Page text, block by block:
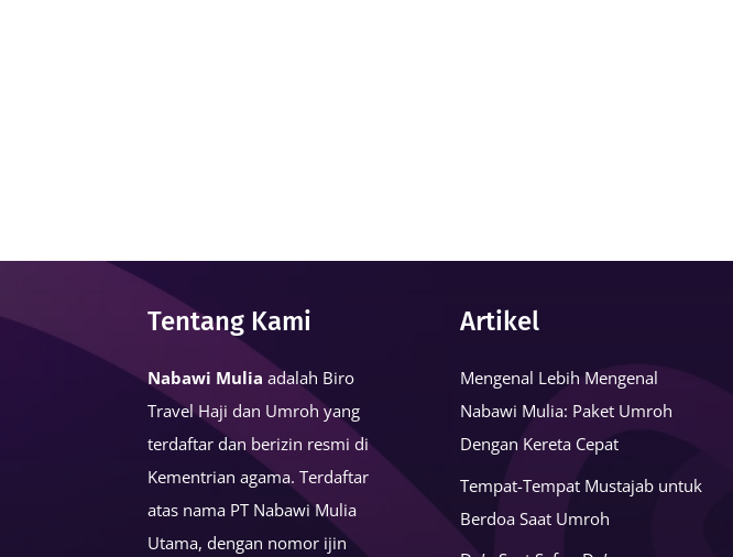
Tentang Kami
Nabawi Mulia adalah Biro
Travel Haji dan Umroh yang
terdaftar dan berizin resmi di
Kementrian agama. Terdaftar
atas nama PT Nabawi Mulia
Utama, dengan nomor ijin
Artikel
Mengenal Lebih Mengenal
Nabawi Mulia: Paket Umroh
Dengan Kereta Cepat
Tempat-Tempat Mustajab untuk
Berdoa Saat Umroh